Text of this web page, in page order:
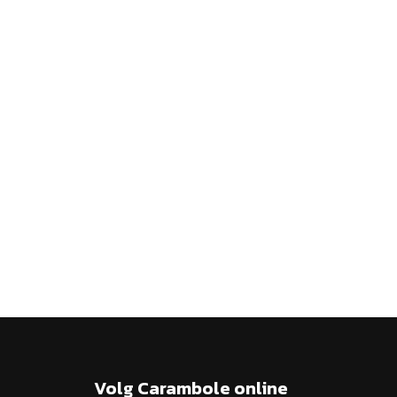
Volg Carambole online